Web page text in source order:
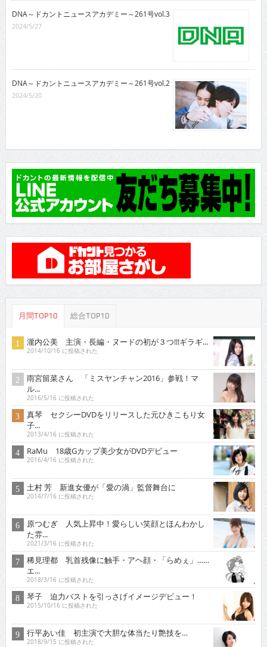
DNA～ドカントニュースアカデミー～261号vol.3
2024/5/27
DNA～ドカントニュースアカデミー～261号vol.2
2024/5/20
月間TOP10 総合TOP10
瀧内公美 主演・長編・ヌードの初が３つ!!!ギラギ...
2014/10/16 に投稿された
雨宮留菜さん 「ミスヤンチャン2016」参戦！マ
ル...
2016/5/16 に投稿された
真琴 セクシーDVDをリリースした元ひきこもり女
子...
2013/4/16 に投稿された
RaMu 18歳Gカップ美少女がDVDデビュー
2016/4/16 に投稿された
土村 芳 新進女優が「愛の渦」監督舞台に
2014/7/16 に投稿された
原つむぎ 人気上昇中！愛らしい笑顔とほんわかし
た雰...
2021/3/16 に投稿された
稀見理都 乳首残像に触手・アヘ顔・「らめぇ」……
エ...
2018/3/16 に投稿された
琴子 迫力バストを引っさげイメージデビュー！
2015/10/16 に投稿された
行平あい佳 初主演で大胆な体当たり艶技を…
2018/9/15 に投稿された